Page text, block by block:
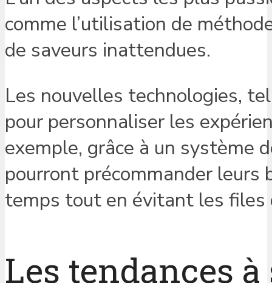
comme l’utilisation de
de saveurs inattendues.
Les nouvelles technologies,
pour personnaliser les
exemple, grâce à un système
pourront précommander
temps tout en évitant les files
Les tendances